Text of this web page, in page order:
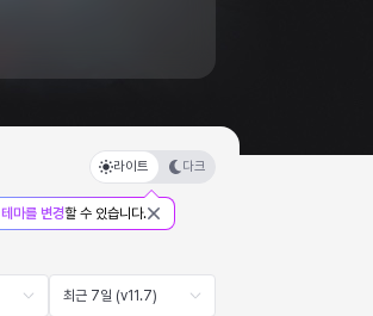
라이트 다크
테마를 변경할 수 있습니다.
최근 7일 (v11.7)